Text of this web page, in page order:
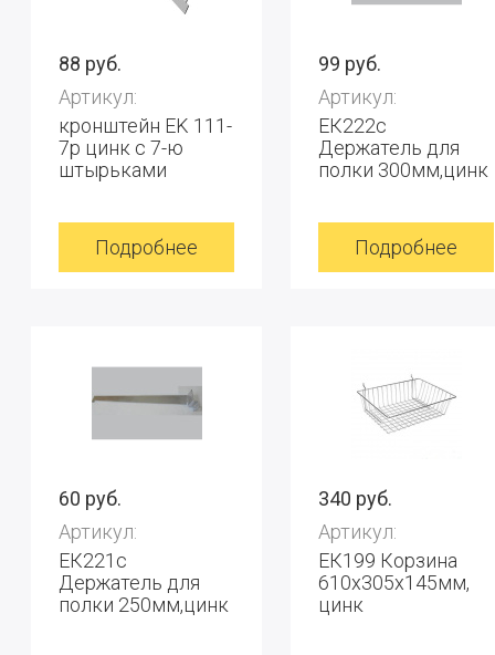
88 руб.
Артикул:
кронштейн EK 111-
7р цинк с 7-ю
штырьками
Подробнее
99 руб.
Артикул:
ЕК222c
Держатель для
полки 300мм,цинк
Подробнее
60 руб.
Артикул:
ЕК221c
Держатель для
полки 250мм,цинк
340 руб.
Артикул:
ЕК199 Корзина
610х305х145мм,
цинк